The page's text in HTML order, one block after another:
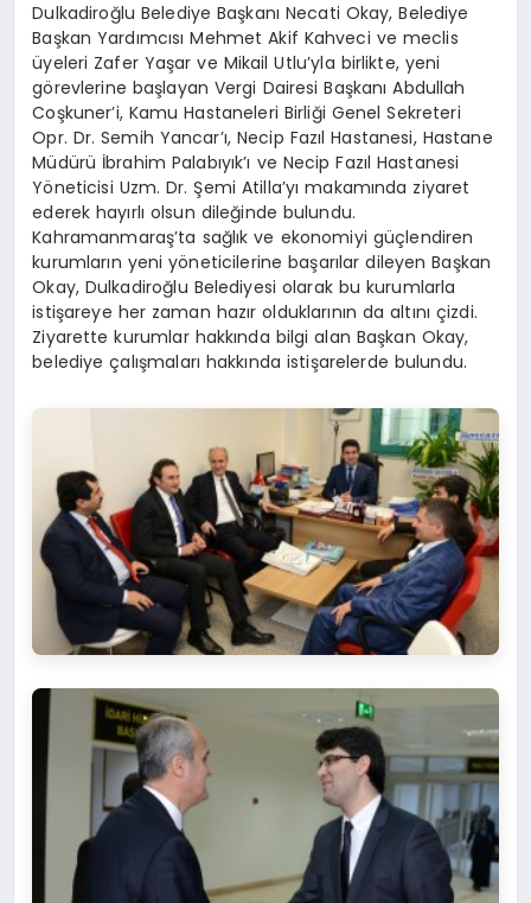
Dulkadiroğlu Belediye Başkanı Necati Okay, Belediye
Başkan Yardımcısı Mehmet Akif Kahveci ve meclis
üyeleri Zafer Yaşar ve Mikail Utlu’yla birlikte, yeni
görevlerine başlayan Vergi Dairesi Başkanı Abdullah
Coşkuner’i, Kamu Hastaneleri Birliği Genel Sekreteri
Opr. Dr. Semih Yancar’ı, Necip Fazıl Hastanesi, Hastane
Müdürü İbrahim Palabıyık’ı ve Necip Fazıl Hastanesi
Yöneticisi Uzm. Dr. Şemi Atilla’yı makamında ziyaret
ederek hayırlı olsun dileğinde bulundu.
Kahramanmaraş’ta sağlık ve ekonomiyi güçlendiren
kurumların yeni yöneticilerine başarılar dileyen Başkan
Okay, Dulkadiroğlu Belediyesi olarak bu kurumlarla
istişareye her zaman hazır olduklarının da altını çizdi.
Ziyarette kurumlar hakkında bilgi alan Başkan Okay,
belediye çalışmaları hakkında istişarelerde bulundu.